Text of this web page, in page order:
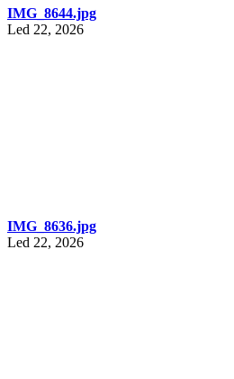
IMG_8644.jpg
Led 22, 2026
IMG_8636.jpg
Led 22, 2026